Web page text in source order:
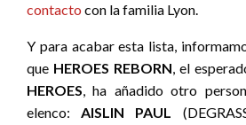
contacto con la familia Lyon.
Y para acabar esta lista,
que HEROES REBORN, el
HEROES, ha añadido otro
elenco:AISLIN PAUL